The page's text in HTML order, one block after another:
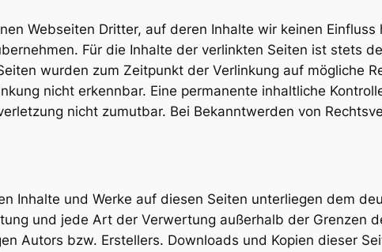
Webseiten Dritter, auf deren Inhalte wir keinen
Für die Inhalte der verlinkten Seiten ist stets
wurden zum Zeitpunkt der Verlinkung auf mögliche
nicht erkennbar. Eine permanente inhaltliche
nicht zumutbar. Bei Bekanntwerden von
Inhalte und Werke auf diesen Seiten unterliegen dem
und jede Art der Verwertung außerhalb der Grenzen
Autors bzw. Erstellers. Downloads und Kopien dieser